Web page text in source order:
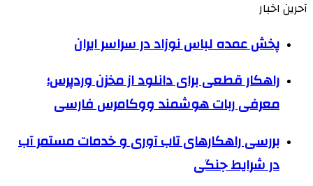
آحرین اخبار
پخش عمده لباس نوزاد در سراسر ایران
راهکار قطعی برای دانلود از مخزن وردپرس؛
معرفی ربات هوشمند ووکامرس فارسی
بررسی راهکارهای تاب آوری و خدمات مستمر آب
در شرایط جنگی